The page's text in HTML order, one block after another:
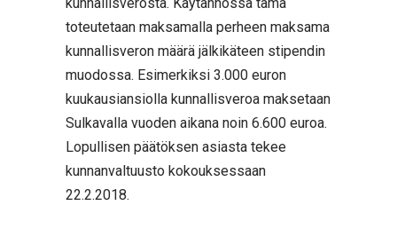
toteutetaan maksamalla perheen maksama
kunnallisveron määrä jälkikäteen stipendin
muodossa. Esimerkiksi 3.000 euron
kuukausiansiolla kunnallisveroa maksetaan
Sulkavalla vuoden aikana noin 6.600 euroa.
Lopullisen päätöksen asiasta tekee
kunnanvaltuusto kokouksessaan
22.2.2018.